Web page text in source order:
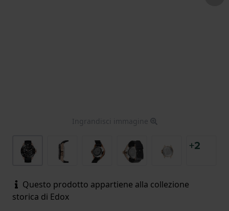
Ingrandisci immagine
+2
Questo prodotto appartiene alla collezione
storica di Edox